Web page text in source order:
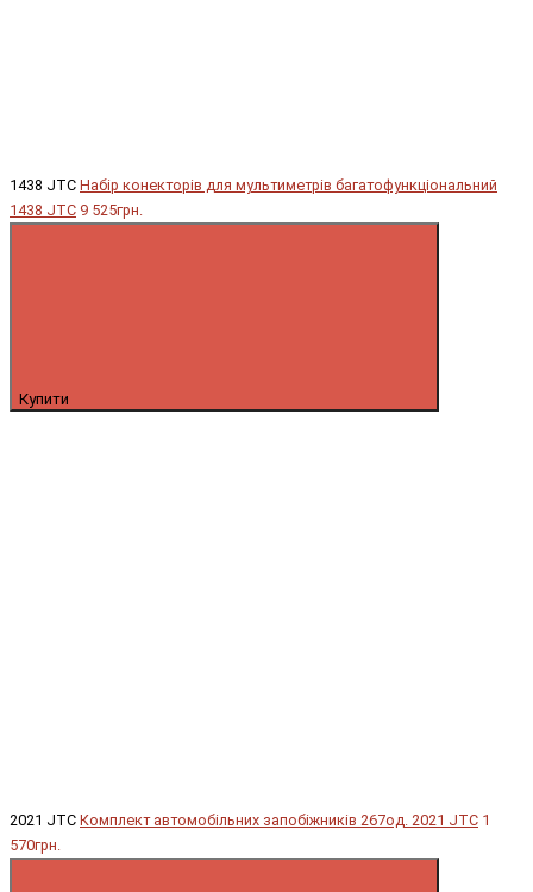
1438 JTC Набір конекторів для мультиметрів багатофункціональний
1438 JTC 9 525грн.
Купити
2021 JTC Комплект автомобільних запобіжників 267од. 2021 JTC 1
570грн.